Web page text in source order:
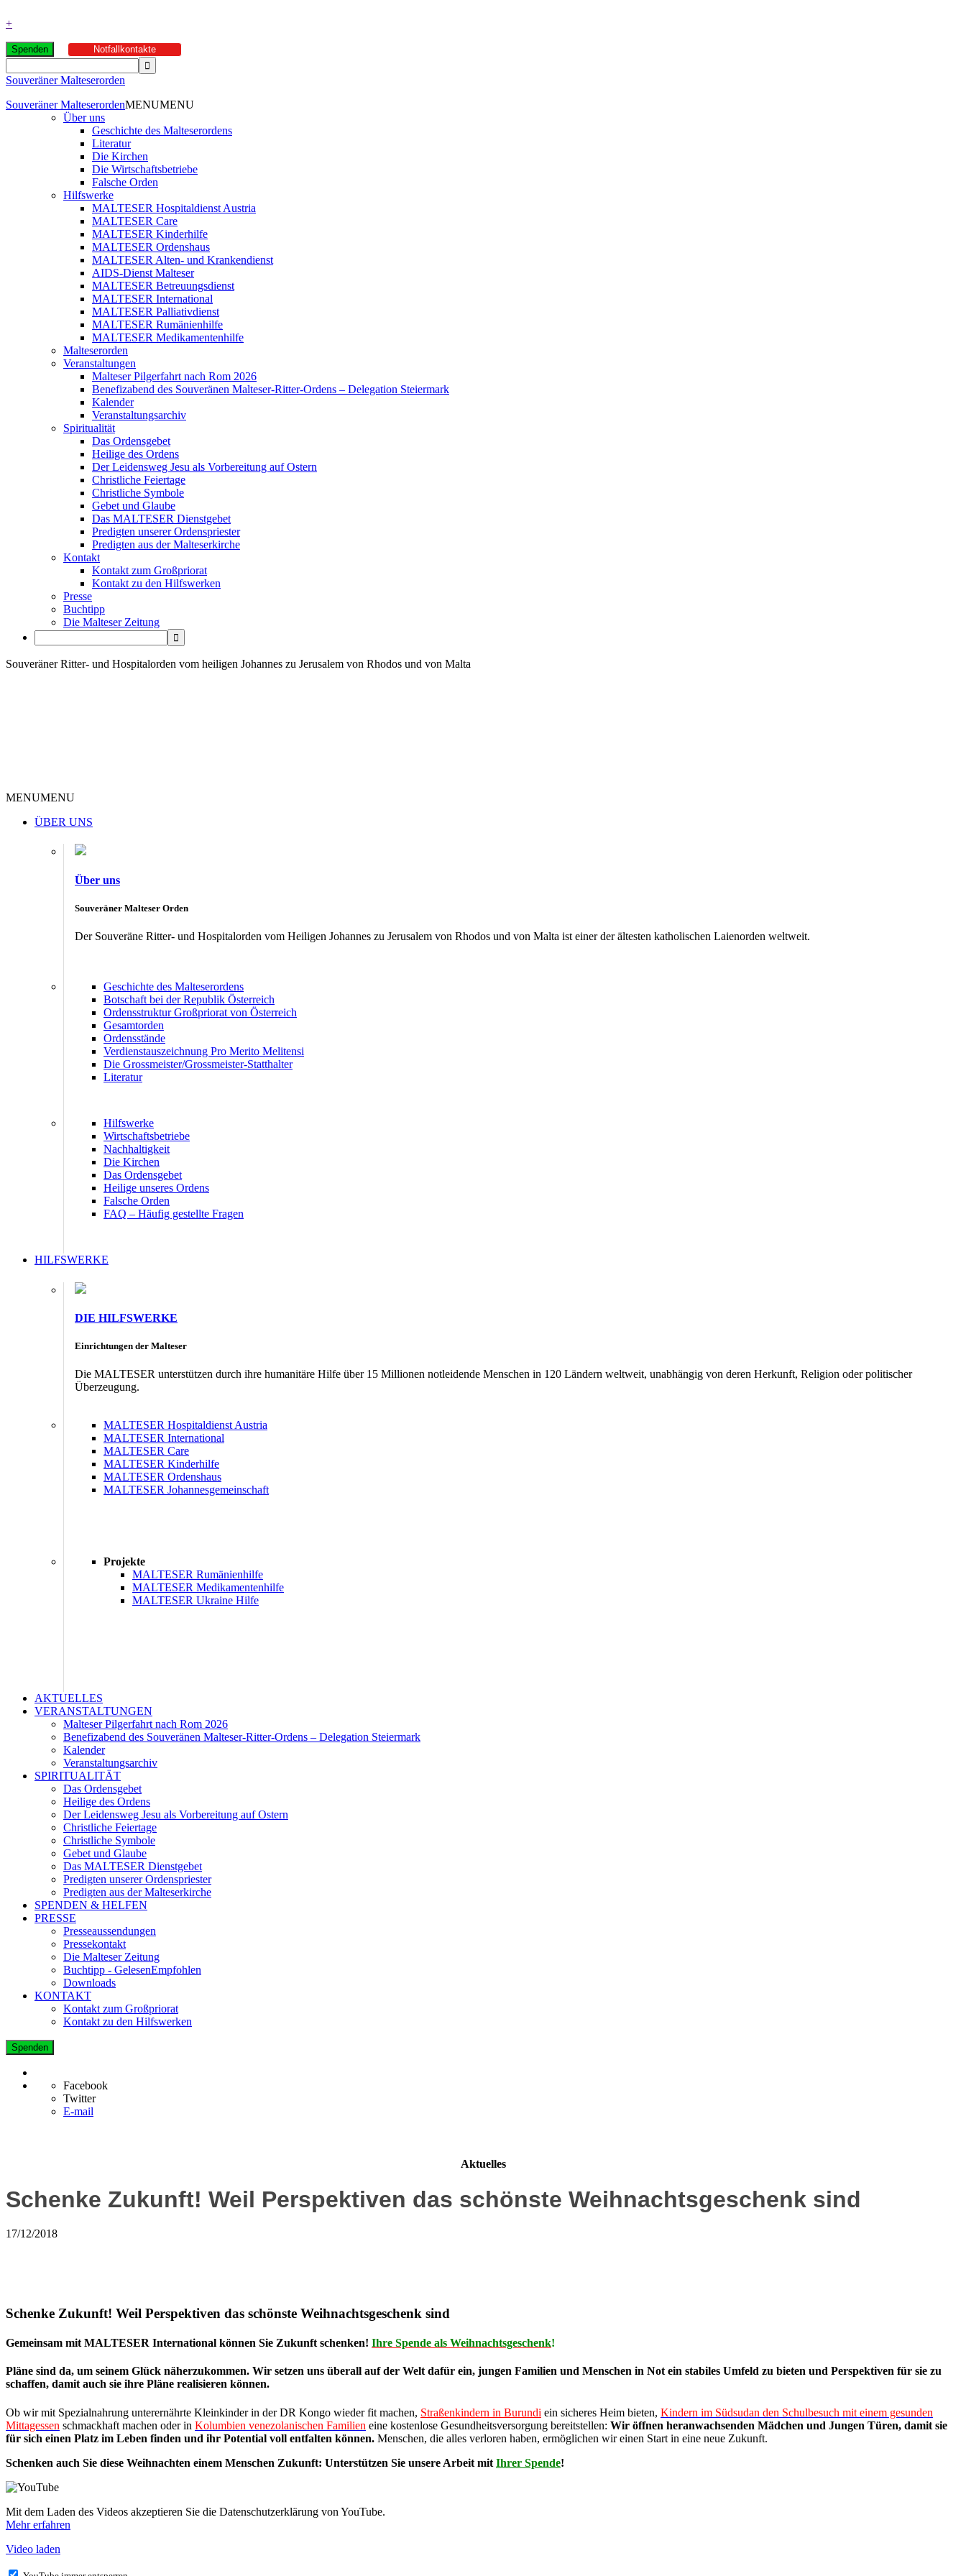
+
Spenden Notfallkontakte
Souveräner Malteserorden
Souveräner MalteserordenMENUMENU
Über uns
Geschichte des Malteserordens
Literatur
Die Kirchen
Die Wirtschaftsbetriebe
Falsche Orden
Hilfswerke
MALTESER Hospitaldienst Austria
MALTESER Care
MALTESER Kinderhilfe
MALTESER Ordenshaus
MALTESER Alten- und Krankendienst
AIDS-Dienst Malteser
MALTESER Betreuungsdienst
MALTESER International
MALTESER Palliativdienst
MALTESER Rumänienhilfe
MALTESER Medikamentenhilfe
Malteserorden
Veranstaltungen
Malteser Pilgerfahrt nach Rom 2026
Benefizabend des Souveränen Malteser-Ritter-Ordens – Delegation Steiermark
Kalender
Veranstaltungsarchiv
Spiritualität
Das Ordensgebet
Heilige des Ordens
Der Leidensweg Jesu als Vorbereitung auf Ostern
Christliche Feiertage
Christliche Symbole
Gebet und Glaube
Das MALTESER Dienstgebet
Predigten unserer Ordenspriester
Predigten aus der Malteserkirche
Kontakt
Kontakt zum Großpriorat
Kontakt zu den Hilfswerken
Presse
Buchtipp
Die Malteser Zeitung
Souveräner Ritter- und Hospitalorden vom heiligen Johannes zu Jerusalem von Rhodos und von Malta
MENUMENU
ÜBER UNS
Über uns
Souveräner Malteser Orden
Der Souveräne Ritter- und Hospitalorden vom Heiligen Johannes zu Jerusalem von Rhodos und von Malta ist einer der ältesten katholischen Laienorden weltweit.
Geschichte des Malteserordens
Botschaft bei der Republik Österreich
Ordensstruktur Großpriorat von Österreich
Gesamtorden
Ordensstände
Verdienstauszeichnung Pro Merito Melitensi
Die Grossmeister/Grossmeister-Statthalter
Literatur
Hilfswerke
Wirtschaftsbetriebe
Nachhaltigkeit
Die Kirchen
Das Ordensgebet
Heilige unseres Ordens
Falsche Orden
FAQ – Häufig gestellte Fragen
HILFSWERKE
DIE HILFSWERKE
Einrichtungen der Malteser
Die MALTESER unterstützen durch ihre humanitäre Hilfe über 15 Millionen notleidende Menschen in 120 Ländern weltweit, unabhängig von deren Herkunft, Religion oder politischer
Überzeugung.
MALTESER Hospitaldienst Austria
MALTESER International
MALTESER Care
MALTESER Kinderhilfe
MALTESER Ordenshaus
MALTESER Johannesgemeinschaft
Projekte
MALTESER Rumänienhilfe
MALTESER Medikamentenhilfe
MALTESER Ukraine Hilfe
AKTUELLES
VERANSTALTUNGEN
Malteser Pilgerfahrt nach Rom 2026
Benefizabend des Souveränen Malteser-Ritter-Ordens – Delegation Steiermark
Kalender
Veranstaltungsarchiv
SPIRITUALITÄT
Das Ordensgebet
Heilige des Ordens
Der Leidensweg Jesu als Vorbereitung auf Ostern
Christliche Feiertage
Christliche Symbole
Gebet und Glaube
Das MALTESER Dienstgebet
Predigten unserer Ordenspriester
Predigten aus der Malteserkirche
SPENDEN & HELFEN
PRESSE
Presseaussendungen
Pressekontakt
Die Malteser Zeitung
Buchtipp - GelesenEmpfohlen
Downloads
KONTAKT
Kontakt zum Großpriorat
Kontakt zu den Hilfswerken
Spenden
Facebook
Twitter
E-mail
Aktuelles
Schenke Zukunft! Weil Perspektiven das schönste Weihnachtsgeschenk sind
17/12/2018
Schenke Zukunft! Weil Perspektiven das schönste Weihnachtsgeschenk sind
Gemeinsam mit MALTESER International können Sie Zukunft schenken! Ihre Spende als Weihnachtsgeschenk!
Pläne sind da, um seinem Glück näherzukommen. Wir setzen uns überall auf der Welt dafür ein, jungen Familien und Menschen in Not ein stabiles Umfeld zu bieten und Perspektiven für sie zu
schaffen, damit auch sie ihre Pläne realisieren können.
Ob wir mit Spezialnahrung unterernährte Kleinkinder in der DR Kongo wieder fit machen, Straßenkindern in Burundi ein sicheres Heim bieten, Kindern im Südsudan den Schulbesuch mit einem gesunden
Mittagessen schmackhaft machen oder in Kolumbien venezolanischen Familien eine kostenlose Gesundheitsversorgung bereitstellen: Wir öffnen heranwachsenden Mädchen und Jungen Türen, damit sie
für sich einen Platz im Leben finden und ihr Potential voll entfalten können. Menschen, die alles verloren haben, ermöglichen wir einen Start in eine neue Zukunft.
Schenken auch Sie diese Weihnachten einem Menschen Zukunft: Unterstützen Sie unsere Arbeit mit Ihrer Spende!
Mit dem Laden des Videos akzeptieren Sie die Datenschutzerklärung von YouTube.
Mehr erfahren
Video laden